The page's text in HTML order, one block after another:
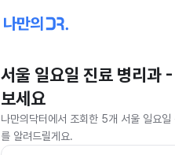
서울 일요일 진료 병리과
보세요
나만의닥터에서 조회한 5개 서울 일요
를 알려드릴게요.